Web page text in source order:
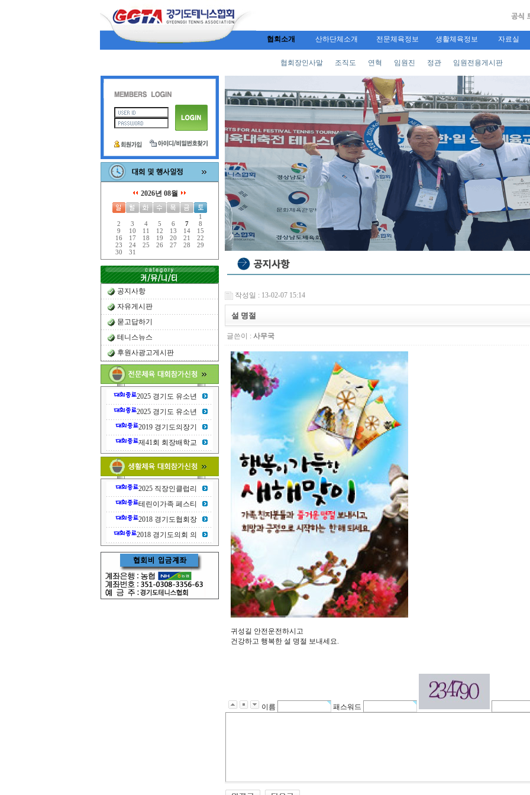
협회소개 산하단체소개 전문체육정보 생활체육정보 자료실
협회장인사말 조직도 연혁 임원진 정관 임원전용게시판
2026년 08월
1
2
3 4 5 6 7
8
9
10 11 12 13 14
15
16
17 18 19 20 21
22
23
24 25 26 27 28
29
30
31
공지사항
자유게시판
묻고답하기
테니스뉴스
후원사광고게시판
2025 경기도 유소년
2025 경기도 유소년
2019 경기도의장기
제41회 회장배학교
2025 직장인클럽리
테린이가족 페스티
2018 경기도협회장
2018 경기도의회 의
작성일 : 13-02-07 15:14
설 명절
글쓴이 : 사무국
귀성길 안전운전하시고
건강하고 행복한 설 명절 보내세요.
이름 패스워드